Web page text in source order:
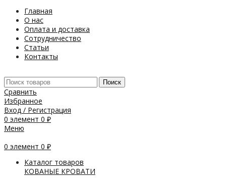
Главная
О нас
Оплата и доставка
Сотрудничество
Статьи
Контакты
Поиск
Сравнить
Избранное
Вход / Регистрация
0 элемент 0 ₽
Меню
0 элемент 0 ₽
Каталог товаров
КОВАНЫЕ КРОВАТИ